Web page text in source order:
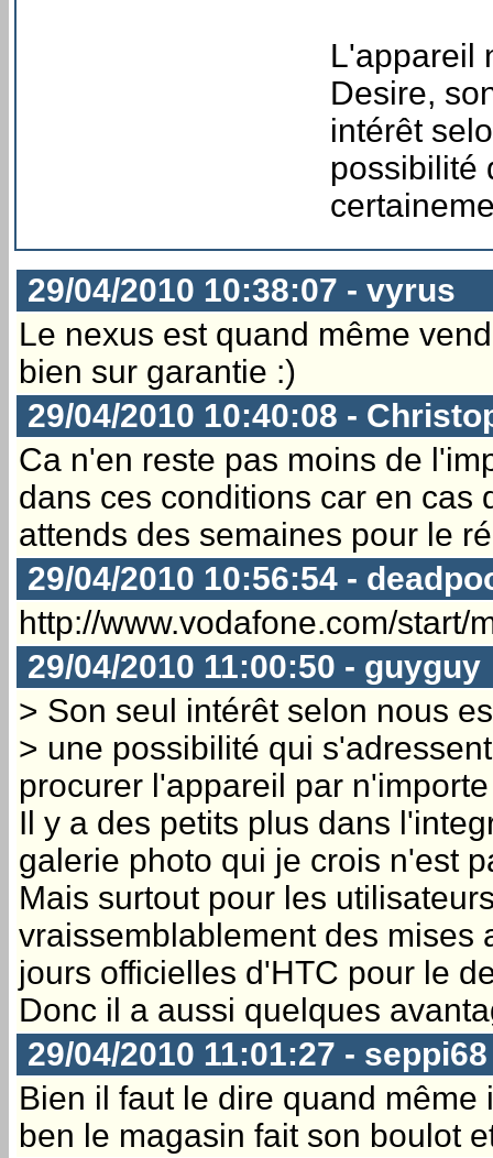
L'appareil
Desire,
intérêt
possibilité
29/04/2010 10:38:07 - vyrus
Le nexus est quand même
bien sur garantie :)
29/04/2010 10:40:08 -
Ca n'en reste pas moins de
dans ces conditions car en cas
attends des semaines pour le
29/04/2010 10:56:54 -
http://www.vodafone.com/
29/04/2010 11:00:50 - guyguy
> Son seul intérêt selon nous
> une possibilité qui
procurer l'appareil par
Il y a des petits plus dans
galerie photo qui je crois n'est
Mais surtout pour les
vraissemblablement des mises
jours officielles d'HTC pour le
Donc il a aussi quelques
29/04/2010 11:01:27 - seppi68
Bien il faut le dire quand
ben le magasin fait son boulot